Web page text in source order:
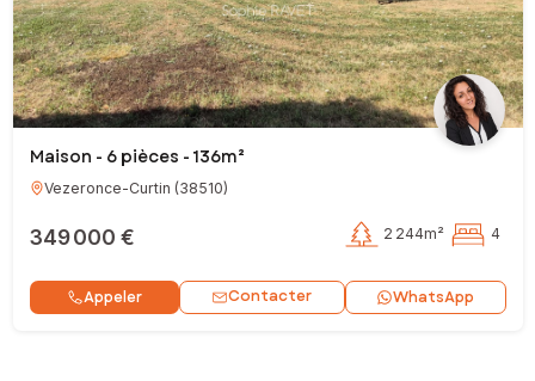
Maison - 6 pièces - 136m²
Vezeronce-Curtin (38510)
349 000 € 2 244m² 4
Appeler Contacter WhatsApp